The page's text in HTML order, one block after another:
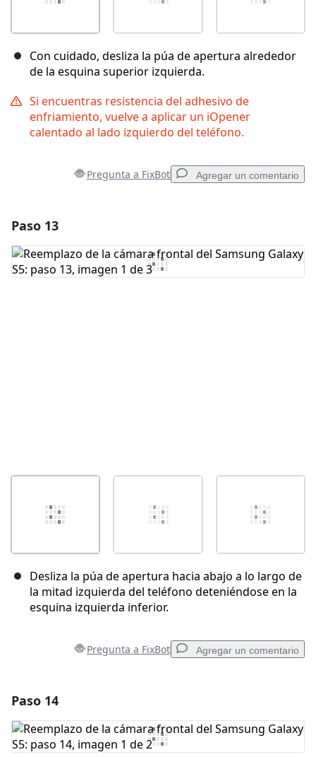
Con cuidado, desliza la púa de apertura alrededor
de la esquina superior izquierda.
Si encuentras resistencia del adhesivo de
enfriamiento, vuelve a aplicar un iOpener
calentado al lado izquierdo del teléfono.
Pregunta a FixBot Agregar un comentario
Agregar Comentario
Paso 13
Desliza la púa de apertura hacia abajo a lo largo de
la mitad izquierda del teléfono deteniéndose en la
esquina izquierda inferior.
Pregunta a FixBot Agregar un comentario
Agregar Comentario
Paso 14